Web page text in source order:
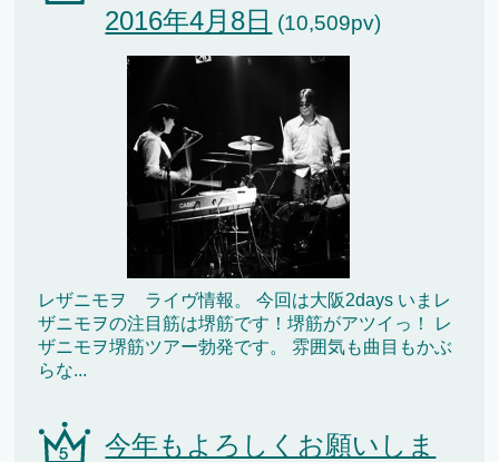
2016年4月8日 (10,509pv)
レザニモヲ ライヴ情報。 今回は大阪2days いまレ
ザニモヲの注目筋は堺筋です！堺筋がアツイっ！ レ
ザニモヲ堺筋ツアー勃発です。 雰囲気も曲目もかぶ
らな...
今年もよろしくお願いしま